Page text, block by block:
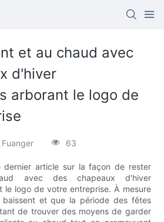
et au chaud avec
d'hiver
arborant le logo de
Fuanger 63
dernier article sur la façon de rester
avec des chapeaux d'hiver
le logo de votre entreprise. À mesure
baissent et que la période des fêtes
de trouver des moyens de garder